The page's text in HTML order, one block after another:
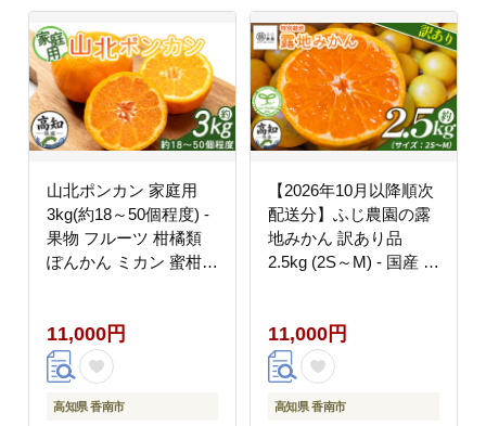
山北ポンカン 家庭用
3kg(約18～50個程度) -
果物 フルーツ 柑橘類
ぽんかん ミカン 蜜柑
味しい 山北みらい 高知
県 香南市 yk-0082
11,000円
高知県 香南市
【2026年10月以降順次
配送分】ふじ農園の露
地みかん 訳あり品
2.5kg (2S～M) - 国産 蜜
家庭用 自宅用 ふじ農園
高知県 香南市 常温 fn-
0012
11,000円
高知県 香南市